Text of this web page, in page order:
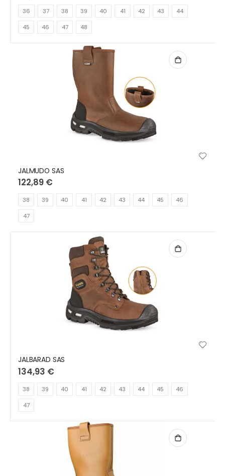
36 37 38 39 40 41 42 43
44
45
46 47 48
JALMUDO SAS
122,89 €
38 39 40 41 42 43 44 45
46
47
JALBARAD SAS
134,93 €
38 39 40 41 42 43 44 45
46
47